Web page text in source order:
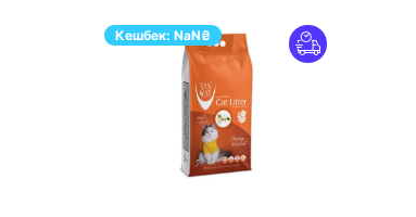
Кешбек: NaN₴